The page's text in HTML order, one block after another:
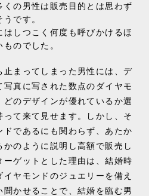
くの男性は販売目的とは思わず
です。
はしつこく何度も呼びかけるほ
のでした。
止まってしまった男性には、デ
真に写された数点のダイヤモ
どのデザインが優れているか選
て来て見せます。しかし、そ
であるにも関わらず、あたか
のように説明し高額で販売し
ゲットとした理由は、結婚時
ヤモンドのジュエリーを備え
かせることで、結婚を臨む男